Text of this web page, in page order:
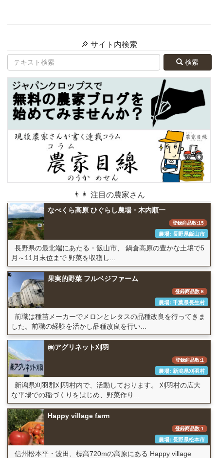
🔎 サイト内検索
検索
👨👩 注目の農家さん
なべくら高原 ひぐらし農場・木内順一
登録商品数:15
農場: 長野県飯山市
長野県の最北端にあたる・飯山市、 鍋倉高原の豊かな土壌で5
月～11月末位まで 野菜を収穫し...
果実的野菜 フルベジファーム
登録商品数:6
農場: 千葉県長生村
前職は種苗メーカーでメロンとレタスの品種改良を行ってきま
した。前職の経験を活かし品種改良を行い...
㈱アグリネット刈羽
登録商品数:1
農場: 新潟県刈羽村
新潟県刈羽郡刈羽村内で、活動しております。 刈羽村の広大
な平場での稲づくりをはじめ、野菜作り...
Happy village farm
登録商品数:1
農場: 長野県松本市
信州松本平・波田、標高720mの高原にある Happy village